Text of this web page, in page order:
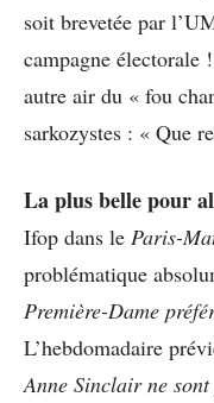
soit brevetée par
campagne électorale
autre air du « fou
sarkozystes : « Que
La plus belle pour
Ifop dans le Paris-
problématique
Première-Dame
L’hebdomadaire
Anne Sinclair ne